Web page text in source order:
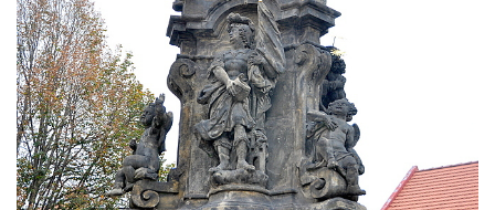
Sloup Panny Marie ve Stříbře
Sloup svatého Floriána v Bezdružicích
Sloup Nejsvětější Trojice ve Žluticích
Sloup Panny Marie s Ježíškem u hřbitova v
Místě
Sloup se sochami Ukřižovaného a Bolestné